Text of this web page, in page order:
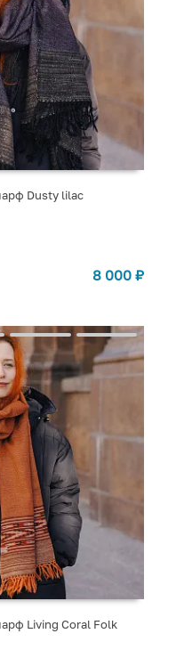
Dusty lilac
8 000 ₽
Living Coral Folk